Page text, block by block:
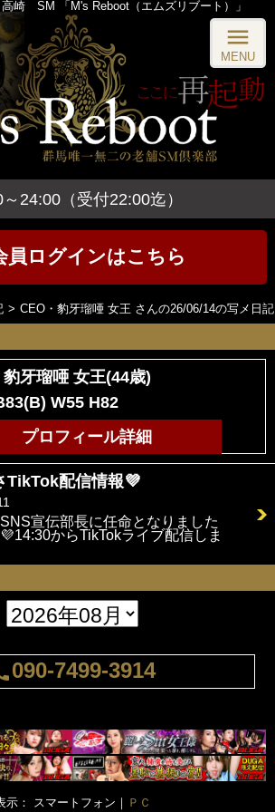
崎 SM 「M's Reboot（エムズリブート）」
24:00（受付22:00迄）
menu
MENU
員ログインはこちら
CEO・豹牙瑠唖 女王 さんの26/06/14の写メ日記
牙瑠唖 女王(44歳)
W55 H82
プロフィール詳細
TikTok配信情報💜
宣伝部長に任命となりました
からTikTokライブ配信しま
090-7499-3914
示： スマートフォン｜ ＰＣ